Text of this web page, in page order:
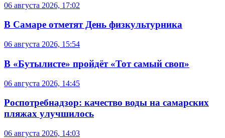
06 августа 2026, 17:02
В Самаре отметят День физкультурника
06 августа 2026, 15:54
В «Бутылисте» пройдёт «Тот самый своп»
06 августа 2026, 14:45
Роспотребнадзор: качество воды на самарских
пляжах улучшилось
06 августа 2026, 14:03